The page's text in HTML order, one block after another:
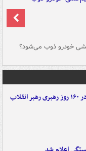
خودرو ذوب می‌شود؟